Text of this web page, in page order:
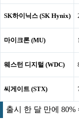
SK하이닉스 (SK Hynix)
마이크론 (MU)
웨스턴 디지털 (WDC)
씨게이트 (STX)
출시 한 달 만에